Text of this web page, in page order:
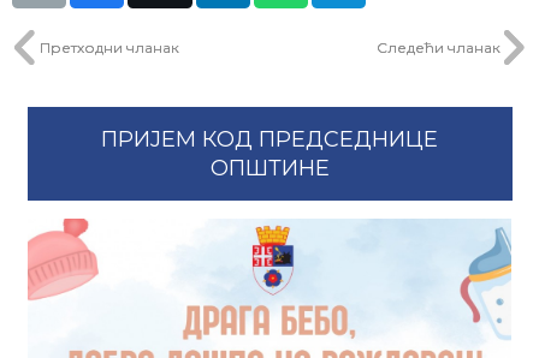
Претходни чланак Следећи чланак
ПРИЈЕМ КОД ПРЕДСЕДНИЦЕ
ОПШТИНЕ